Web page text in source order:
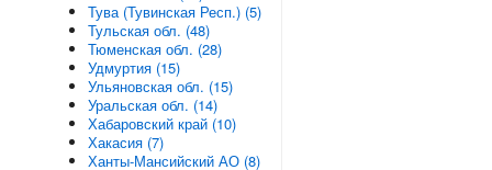
Тува (Тувинская Респ.) (5)
Тульская обл. (48)
Тюменская обл. (28)
Удмуртия (15)
Ульяновская обл. (15)
Уральская обл. (14)
Хабаровский край (10)
Хакасия (7)
Ханты-Мансийский АО (8)